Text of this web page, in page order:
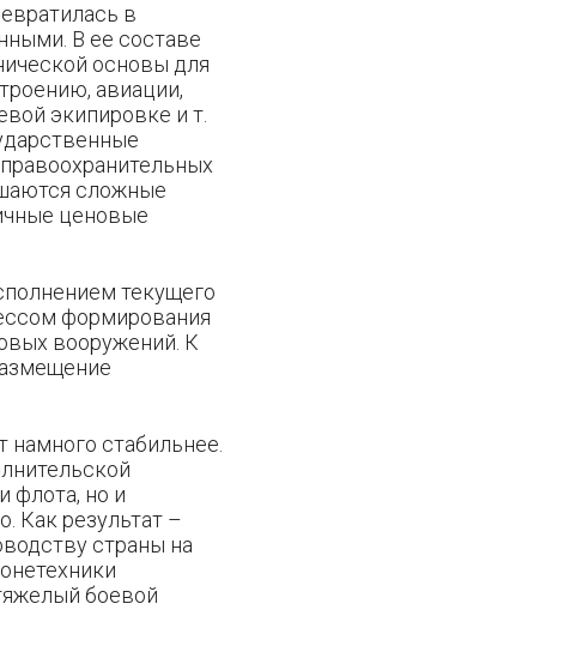
в
В ее составе
основы для
авиации,
экипировке и т.
сложные
ценовые
текущего
формирования
вооружений. К
стабильнее.
флота, но и
Как результат –
страны на
боевой